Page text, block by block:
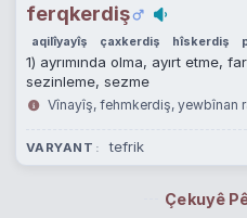
ferqkerdiş
aqilîyayîş çaxkerdiş hîskerdiş
1) ayrımında olma, ayırt etme,
sezinleme, sezme
Vînayîş, fehmkerdiş, yewbînan
VARYANT tefrik
Çekuyê